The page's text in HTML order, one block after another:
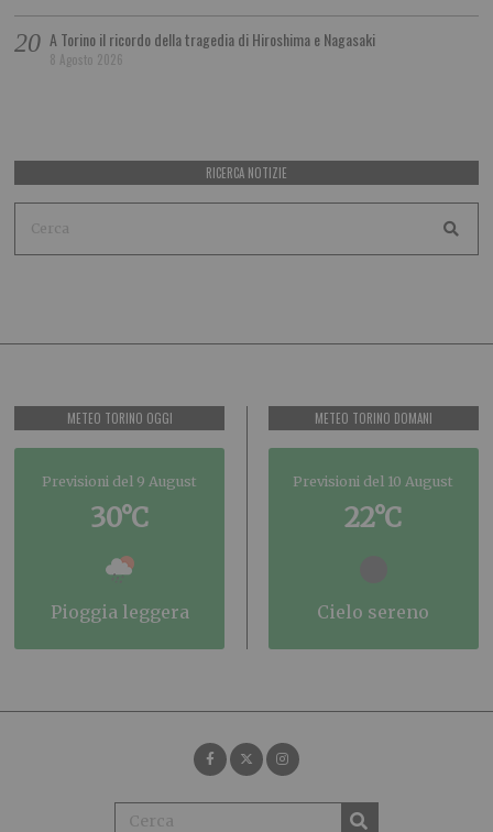
A Torino il ricordo della tragedia di Hiroshima e Nagasaki
8 Agosto 2026
RICERCA NOTIZIE
METEO TORINO OGGI
Previsioni del 9 August
30°C
pioggia leggera
METEO TORINO DOMANI
Previsioni del 10 August
22°C
cielo sereno